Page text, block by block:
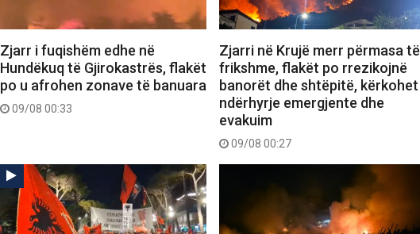
Zjarr i fuqishëm edhe në
Hundëkuq të Gjirokastrës, flakët
po u afrohen zonave të banuara
09/08 00:33
Zjarri në Krujë merr përmasa të
frikshme, flakët po rrezikojnë
banorët dhe shtëpitë, kërkohet
ndërhyrje emergjente dhe
evakuim
09/08 00:27